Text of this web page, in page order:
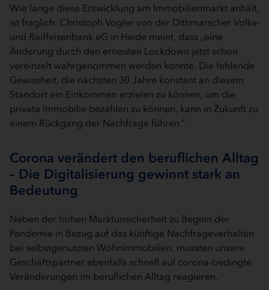
Wie lange diese Entwicklung am Immobilienmarkt anhält,
ist fraglich. Christoph Vogler von der Dithmarscher Volks-
und Raiffeisenbank eG in Heide meint, dass „eine
Änderung durch den erneuten Lockdown jetzt schon
vereinzelt wahrgenommen werden konnte. Die fehlende
Gewissheit, die nächsten 30 Jahre konstant an diesem
Standort ein Einkommen erzielen zu können, um die
private Immobilie bezahlen zu können, kann in Zukunft zu
einem Rückgang der Nachfrage führen.“
Corona verändert den beruflichen Alltag
– Die Digitalisierung gewinnt stark an
Bedeutung
Neben der hohen Marktunsicherheit zu Beginn der
Pandemie in Bezug auf das künftige Nachfrageverhalten
bei selbstgenutzten Wohnimmobilien, mussten unsere
Geschäftspartner ebenfalls schnell auf corona-bedingte
Veränderungen im beruflichen Alltag reagieren.